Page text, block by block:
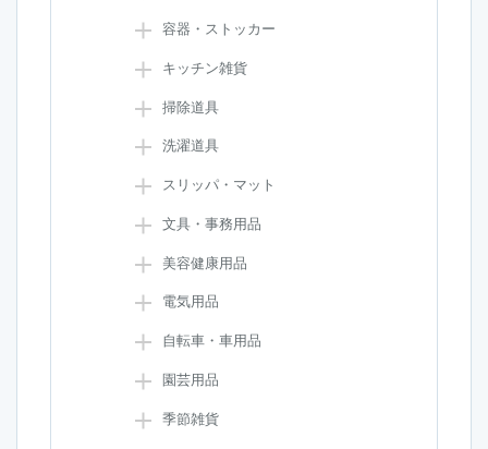
容器・ストッカー
キッチン雑貨
掃除道具
洗濯道具
スリッパ・マット
文具・事務用品
美容健康用品
電気用品
自転車・車用品
園芸用品
季節雑貨